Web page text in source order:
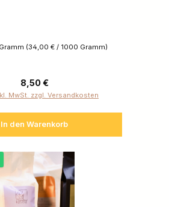
(34,00 € / 1000 Gramm)
Regulärer Preis:
8,50 €
MwSt. zzgl. Versandkosten
In den Warenkorb